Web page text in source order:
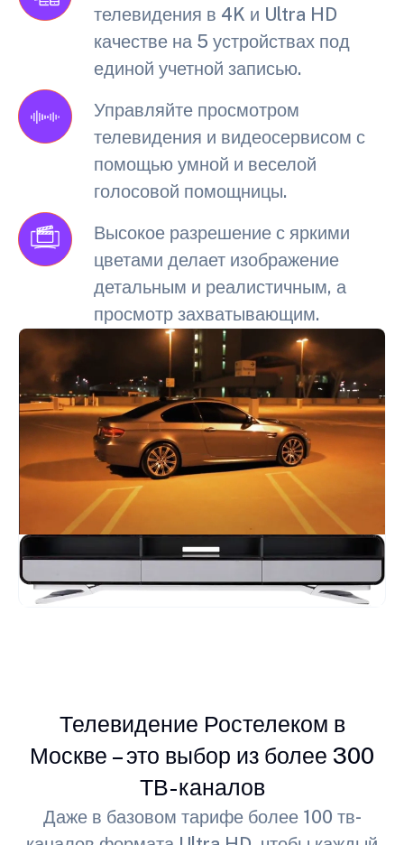
телевидения в 4K и Ultra HD
качестве на 5 устройствах под
единой учетной записью.
Управляйте просмотром
телевидения и видеосервисом с
помощью умной и веселой
голосовой помощницы.
Высокое разрешение с яркими
цветами делает изображение
детальным и реалистичным, а
просмотр захватывающим.
Телевидение Ростелеком в
Москве – это выбор из более 300
ТВ-каналов
Даже в базовом тарифе более 100 тв-